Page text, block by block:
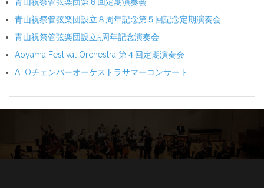
ー
シ
ョ
ン
青山祝祭管弦楽団第６回定期演奏会
青山祝祭管弦楽団設立８周年記念第５回記念定期演奏会
青山祝祭管弦楽団設立5周年記念演奏会
Aoyama Festival Orchestra 第４回定期演奏会
AFOチェンバーオーケストラサマーコンサート